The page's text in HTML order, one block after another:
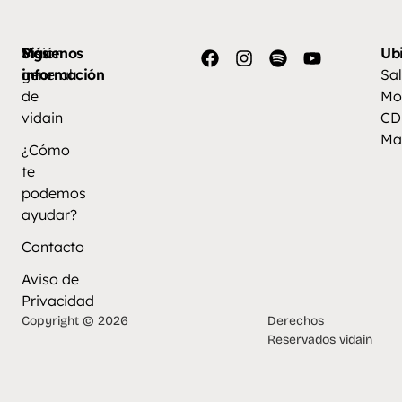
Más
información
Visión
general
de
vidain
¿Cómo
te
podemos
ayudar?
Contacto
Aviso de
Privacidad
Síguenos
Copyright © 2026
Derechos
Reservados vidain